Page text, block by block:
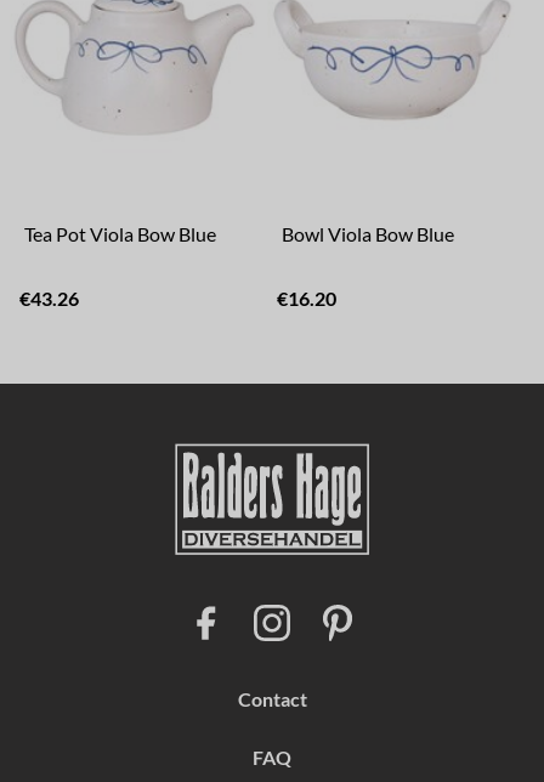
Tea Pot Viola Bow Blue
€43.26
Bowl Viola Bow Blue
€16.20
Contact
FAQ
I
n
g
a
m